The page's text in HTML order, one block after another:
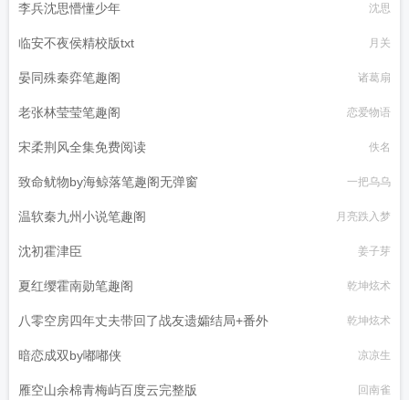
李兵沈思懵懂少年 沈思
临安不夜侯精校版txt 月关
晏同殊秦弈笔趣阁 诸葛扇
老张林莹莹笔趣阁 恋爱物语
宋柔荆风全集免费阅读 佚名
致命鱿物by海鲸落笔趣阁无弹窗 一把乌乌
温软秦九州小说笔趣阁 月亮跌入梦
沈初霍津臣 姜子芽
夏红缨霍南勋笔趣阁 乾坤炫术
八零空房四年丈夫带回了战友遗孀结局+番外 乾坤炫术
暗恋成双by嘟嘟侠 凉凉生
雁空山余棉青梅屿百度云完整版 回南雀